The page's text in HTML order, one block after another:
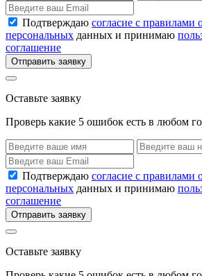
Подтверждаю согласие с правилами
персональных данных и принимаю
соглашение
Отправить заявку
Оставьте заявку
Проверь какие 5 ошибок есть в любом
Подтверждаю согласие с правилами
персональных данных и принимаю
соглашение
Отправить заявку
Оставьте заявку